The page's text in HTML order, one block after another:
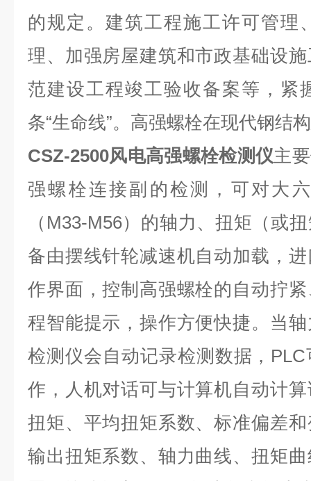
的规定。建筑工程施工许可管理
理、加强房屋建筑和市政基础设
范建设工程竣工验收备案等，紧
条“生命线”。高强螺栓在现代钢结
CSZ-2500风电高强螺栓检测仪主
强螺栓连接副的检测，可对大
（M33-M56）的轴力、扭矩（或
备由摆线针轮减速机自动加载，
作界面，控制高强螺栓的自动拧
程智能提示，操作方便快捷。当
检测仪会自动记录检测数据，
作，人机对话可与计算机自动计
扭矩、平均扭矩系数、标准偏差
输出扭矩系数、轴力曲线、扭矩